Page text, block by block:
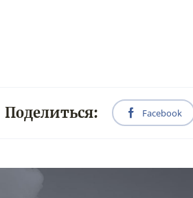
Поделиться: Facebook